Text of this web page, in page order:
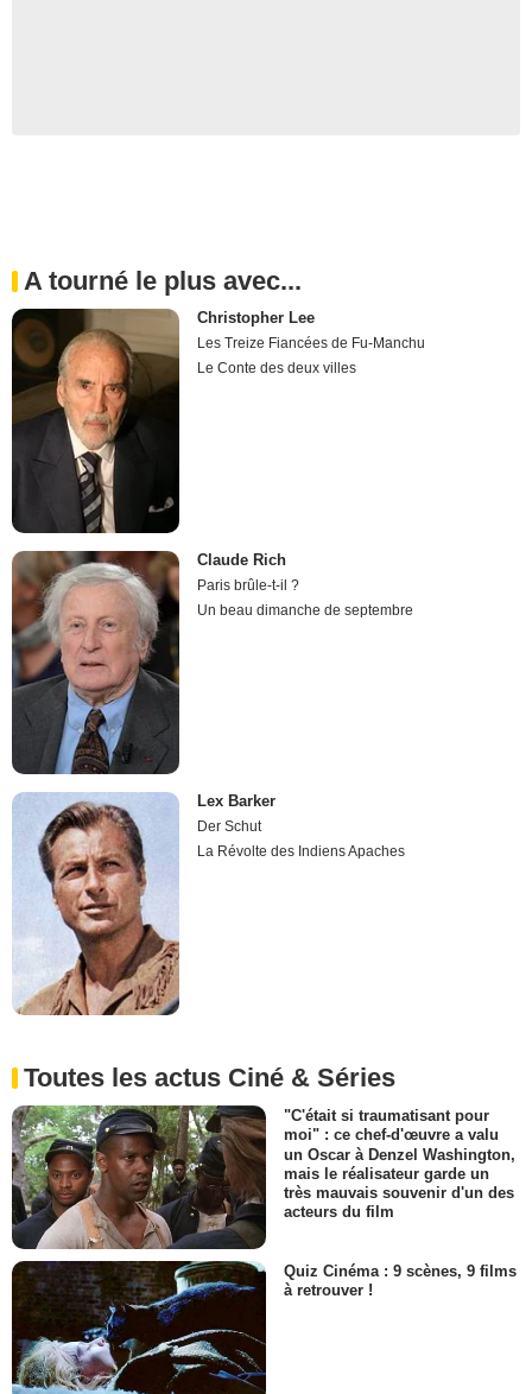
A tourné le plus avec...
Christopher Lee
Les Treize Fiancées de Fu-Manchu
Le Conte des deux villes
Claude Rich
Paris brûle-t-il ?
Un beau dimanche de septembre
Lex Barker
Der Schut
La Révolte des Indiens Apaches
Toutes les actus Ciné & Séries
"C'était si traumatisant pour
moi" : ce chef-d'œuvre a valu
un Oscar à Denzel Washington,
mais le réalisateur garde un
très mauvais souvenir d'un des
acteurs du film
Quiz Cinéma : 9 scènes, 9 films
à retrouver !